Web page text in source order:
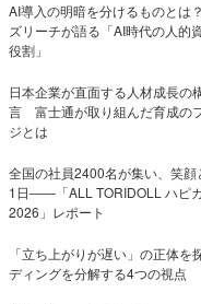
AI導入の明暗を分けるものとは
ズリーチが語る「AI時代の人的
役割」
日本企業が直面する人材成長の
言 富士通が取り組んだ育成の
ジとは
全国の社員2400名が集い、笑顔
1日――「ALL TORIDOLL ハピ
2026」レポート
「立ち上がりが遅い」の正体
ディングを分解する4つの視点